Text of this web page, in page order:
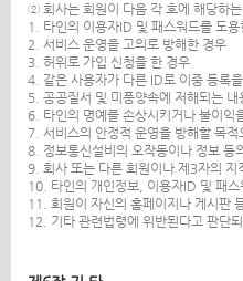
② 회사는 회원이 다음 각 호에 해당하
1. 타인의 이용자ID 및 패스워드를 도용
2. 서비스 운영을 고의로 방해한 경우
3. 허위로 가입 신청을 한 경우
4. 같은 사용자가 다른 ID로 이중 등록
5. 공공질서 및 미풍양속에 저해되는 내
6. 타인의 명예를 손상시키거나 불이익
7. 서비스의 안정적 운영을 방해할 목
8. 정보통신설비의 오작동이나 정보 등
9. 회사 또는 다른 회원이나 제3자의 지
10. 타인의 개인정보, 이용자ID 및 패
11. 회원이 자신의 홈페이지나 게시판
12. 기타 관련법령에 위반된다고 판단